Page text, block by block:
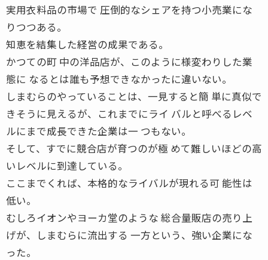
実用衣料品の市場で 圧倒的なシェアを持つ小売業にな
りつつある。
知恵を結集した経営の成果である。
かつての町 中の洋品店が、このように様変わりした業
態に なるとは誰も予想できなかったに違いない。
しまむらのやっていることは、一見すると簡 単に真似で
きそうに見えるが、これまでにライ バルと呼べるレベ
ルにまで成長できた企業は一 つもない。
そして、すでに競合店が育つのが極 めて難しいほどの高
いレベルに到達している。
ここまでくれば、本格的なライバルが現れる可 能性は
低い。
むしろイオンやヨーカ堂のような 総合量販店の売り上
げが、しまむらに流出する 一方という、強い企業にな
った。